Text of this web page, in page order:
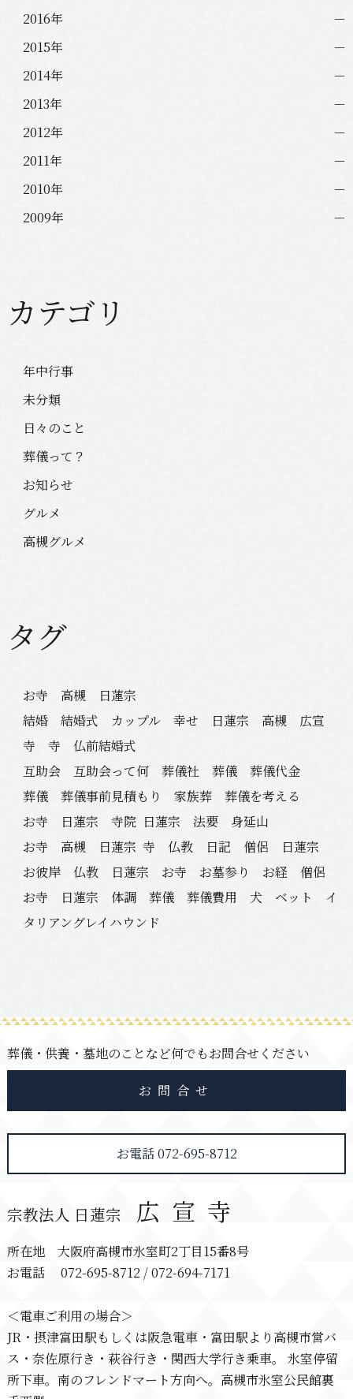
2016年
2015年
2014年
2013年
2012年
2011年
2010年
2009年
カテゴリ
年中行事
未分類
日々のこと
葬儀って？
お知らせ
グルメ
高槻グルメ
タグ
お寺 高槻 日蓮宗
結婚 結婚式 カップル 幸せ 日蓮宗 高槻 広宣
寺 寺 仏前結婚式
互助会 互助会って何 葬儀社 葬儀 葬儀代金
葬儀 葬儀事前見積もり 家族葬 葬儀を考える
お寺 日蓮宗 寺院 日蓮宗 法要 身延山
お寺 高槻 日蓮宗 寺 仏教 日記 僧侶 日蓮宗
お彼岸 仏教 日蓮宗 お寺 お墓参り お経 僧侶
お寺 日蓮宗 体調 葬儀 葬儀費用 犬 ベット イ
タリアングレイハウンド
葬儀・供養・墓地のことなど何でもお問合せください
お問合せ
お電話 072-695-8712
宗教法人 日蓮宗 広宣寺
所在地 大阪府高槻市氷室町2丁目15番8号
お電話 072-695-8712 / 072-694-7171
＜電車ご利用の場合＞
JR・摂津富田駅もしくは阪急電車・富田駅より高槻市営バ
ス・奈佐原行き・萩谷行き・関西大学行き乗車。 氷室停留
所下車。南のフレンドマート方向へ。高槻市氷室公民館裏